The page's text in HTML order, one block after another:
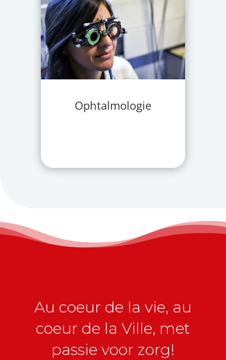
Ophtalmologie
Au coeur de la vie, au
coeur de la Ville, met
passie voor zorg!